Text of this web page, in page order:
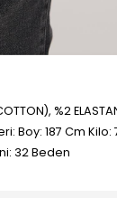
%2
Boy: 187 Cm
32 Beden